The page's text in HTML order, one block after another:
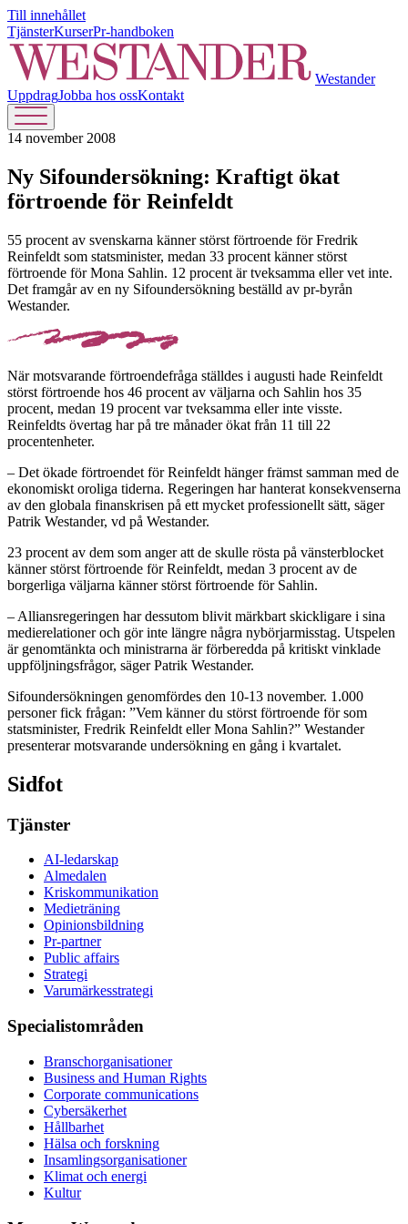
Till innehållet
TjänsterKurserPr-handboken
Westander
UppdragJobba hos ossKontakt
14 november 2008
Ny Sifoundersökning: Kraftigt ökat
förtroende för Reinfeldt
55 procent av svenskarna känner störst förtroende för Fredrik
Reinfeldt som statsminister, medan 33 procent känner störst
förtroende för Mona Sahlin. 12 procent är tveksamma eller vet inte.
Det framgår av en ny Sifoundersökning beställd av pr-byrån
Westander.
När motsvarande förtroendefråga ställdes i augusti hade Reinfeldt
störst förtroende hos 46 procent av väljarna och Sahlin hos 35
procent, medan 19 procent var tveksamma eller inte visste.
Reinfeldts övertag har på tre månader ökat från 11 till 22
procentenheter.
– Det ökade förtroendet för Reinfeldt hänger främst samman med de
ekonomiskt oroliga tiderna. Regeringen har hanterat konsekvenserna
av den globala finanskrisen på ett mycket professionellt sätt, säger
Patrik Westander, vd på Westander.
23 procent av dem som anger att de skulle rösta på vänsterblocket
känner störst förtroende för Reinfeldt, medan 3 procent av de
borgerliga väljarna känner störst förtroende för Sahlin.
– Alliansregeringen har dessutom blivit märkbart skickligare i sina
medierelationer och gör inte längre några nybörjarmisstag. Utspelen
är genomtänkta och ministrarna är förberedda på kritiskt vinklade
uppföljningsfrågor, säger Patrik Westander.
Sifoundersökningen genomfördes den 10-13 november. 1.000
personer fick frågan: ”Vem känner du störst förtroende för som
statsminister, Fredrik Reinfeldt eller Mona Sahlin?” Westander
presenterar motsvarande undersökning en gång i kvartalet.
Sidfot
Tjänster
AI-ledarskap
Almedalen
Kris­kommunikation
Medieträning
Opinionsbildning
Pr-partner
Public affairs
Strategi
Varumärkesstrategi
Specialistområden
Branschorganisationer
Business and Human Rights
Corporate communications
Cybersäkerhet
Hållbarhet
Hälsa och forskning
Insamlingsorganisationer
Klimat och energi
Kultur